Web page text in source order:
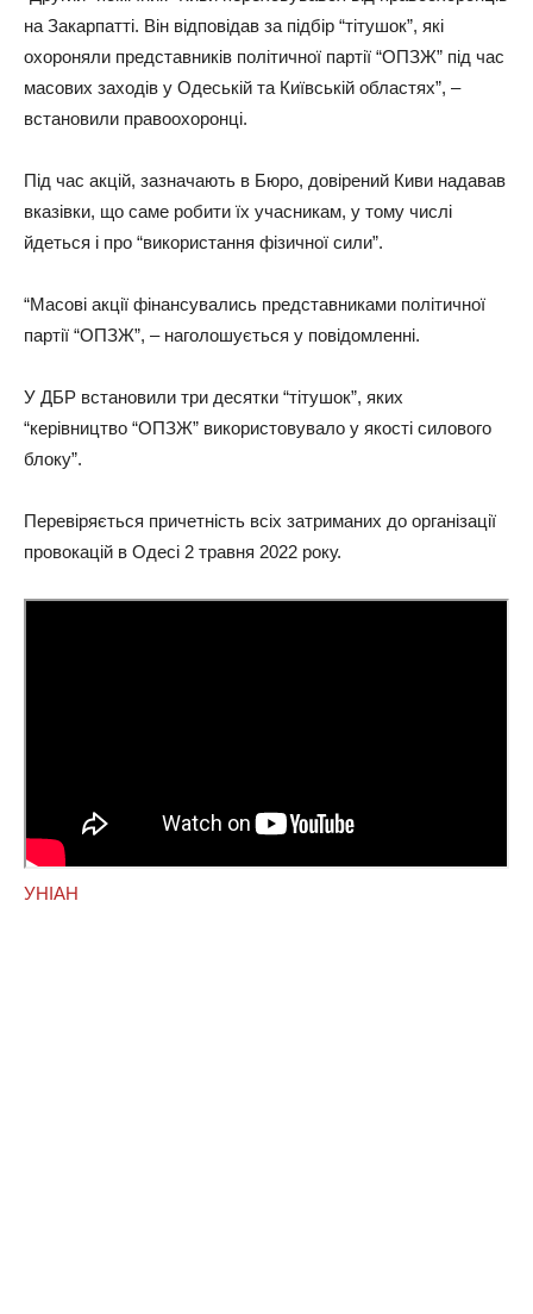
на Закарпатті. Він відповідав за підбір “тітушок”, які
охороняли представників політичної партії “ОПЗЖ” під час
масових заходів у Одеській та Київській областях”, –
встановили правоохоронці.
Під час акцій, зазначають в Бюро, довірений Киви надавав
вказівки, що саме робити їх учасникам, у тому числі
йдеться і про “використання фізичної сили”.
“Масові акції фінансувались представниками політичної
партії “ОПЗЖ”, – наголошується у повідомленні.
У ДБР встановили три десятки “тітушок”, яких
“керівництво “ОПЗЖ” використовувало у якості силового
блоку”.
Перевіряється причетність всіх затриманих до організації
провокацій в Одесі 2 травня 2022 року.
УНІАН